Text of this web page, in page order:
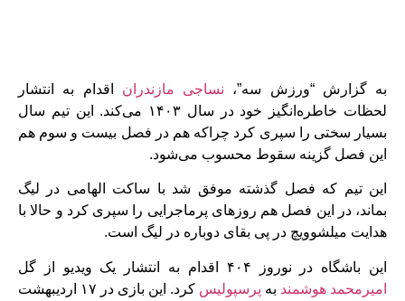
به گزارش “ورزش سه”، نساجی مازندران اقدام به انتشار
لحظات خاطره‌انگیز خود در سال ۱۴۰۳ می‌کند. این تیم سال
بسیار سختی را سپری کرد چراکه هم در فصل بیست و سوم هم
این فصل گزینه سقوط محسوب می‌شود.
این تیم که فصل گذشته موفق شد با ساکت الهامی در لیگ
بماند، در این فصل هم روزهای پرماجرایی را سپری کرد و حالا با
هدایت میلشوویچ در پی بقای دوباره در لیگ است.
این باشگاه در نوروز ۴۰۴ اقدام به انتشار یک ویدیو از گل
امیرمحمد هوشمند به پرسپولیس
کرد. این بازی در ۱۷ اردیبهشت